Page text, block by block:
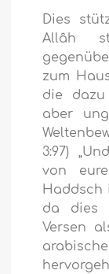
Dies
Allâh
zum
die
aber
3:97)
von
Haddsch
da dies
Versen